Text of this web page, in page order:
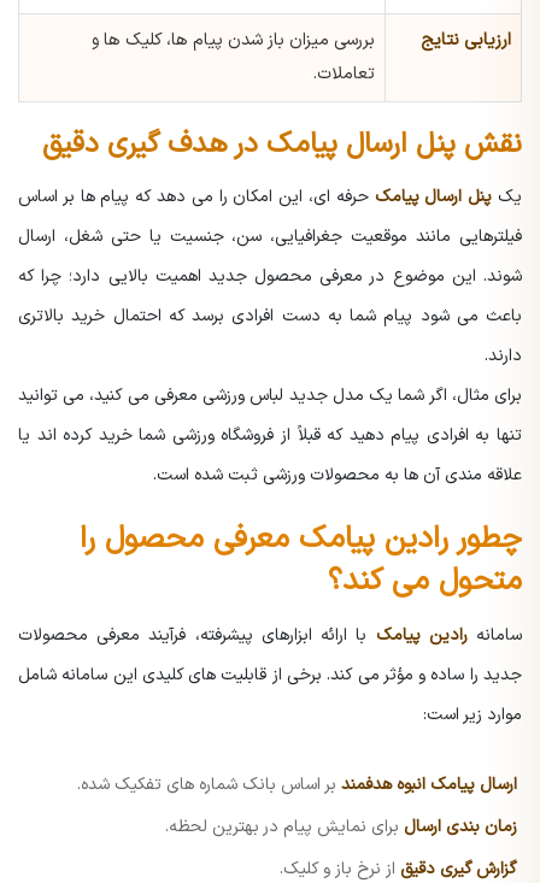
ارزیابی نتایج
بررسی میزان باز شدن پیام ها، کلیک ها و
تعاملات.
نقش پنل ارسال پیامک در هدف گیری دقیق
یک پنل ارسال پیامک حرفه ای، این امکان را می دهد که پیام ها بر اساس
فیلترهایی مانند موقعیت جغرافیایی، سن، جنسیت یا حتی شغل، ارسال
شوند. این موضوع در معرفی محصول جدید اهمیت بالایی دارد؛ چرا که
باعث می شود پیام شما به دست افرادی برسد که احتمال خرید بالاتری
دارند.
برای مثال، اگر شما یک مدل جدید لباس ورزشی معرفی می کنید، می توانید
تنها به افرادی پیام دهید که قبلاً از فروشگاه ورزشی شما خرید کرده اند یا
علاقه مندی آن ها به محصولات ورزشی ثبت شده است.
چطور رادین پیامک معرفی محصول را
متحول می کند؟
سامانهرادین پیامک با ارائه ابزارهای پیشرفته، فرآیند معرفی محصولات
جدید را ساده و مؤثر می کند. برخی از قابلیت های کلیدی این سامانه شامل
موارد زیر است:
ارسال پیامک انبوه هدفمند بر اساس بانک شماره های تفکیک شده.
زمان بندی ارسال برای نمایش پیام در بهترین لحظه.
گزارش گیری دقیق از نرخ باز و کلیک.